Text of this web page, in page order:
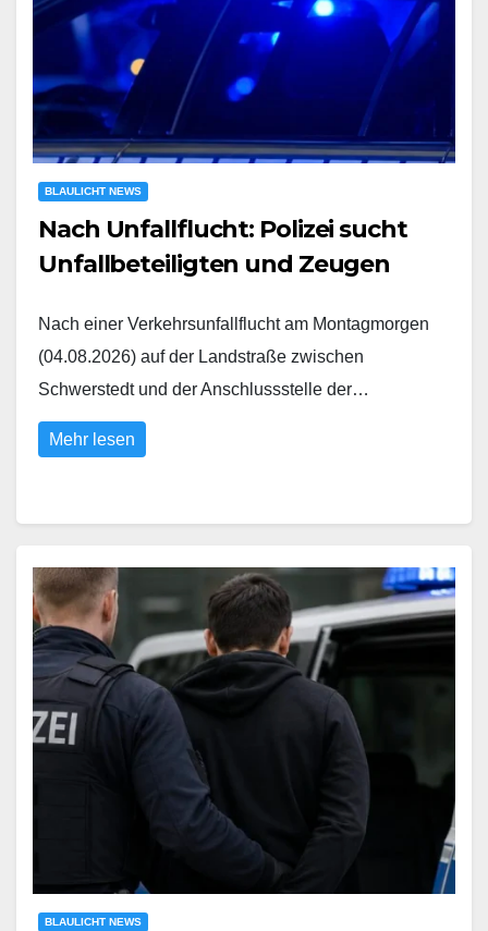
BLAULICHT NEWS
Nach Unfallflucht: Polizei sucht
Unfallbeteiligten und Zeugen
Nach einer Verkehrsunfallflucht am Montagmorgen
(04.08.2026) auf der Landstraße zwischen
Schwerstedt und der Anschlussstelle der…
Mehr lesen
BLAULICHT NEWS